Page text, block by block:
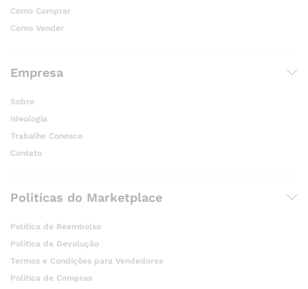
Como Comprar
Como Vender
Empresa
Sobre
Ideologia
Trabalhe Conosco
Contato
Politicas do Marketplace
Politica de Reembolso
Politica de Devolução
Termos e Condições para Vendedores
Politica de Compras